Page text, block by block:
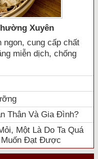
Xuyên
ngon, cung cấp chất
miễn dịch, chống
Thân Và Gia Đình?
Một Là Do Ta Quá
Muốn Đạt Được